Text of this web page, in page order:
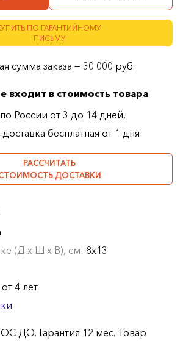
ПО ГАРАНТИЙНОМУ
ПИСЬМУ
сумма заказа — 30 000 руб.
входит в стоимость товара
России от 3 до 14 дней,
бесплатная от 1 дня
РАССЧИТАТЬ
ДОСТАВКИ
(Д х Ш х В), см: 8х13
от 4 лет
ДО. Гарантия 12 мес. Товар